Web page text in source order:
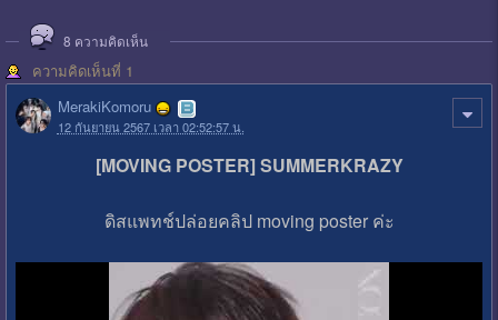
8 ความคิดเห็น
ความคิดเห็นที่ 1
MerakiKomoru
12 กันยายน 2567 เวลา 02:52:57 น.
[MOVING POSTER] SUMMERKRAZY
ดิสแพทช์ปล่อยคลิป moving poster ค่ะ